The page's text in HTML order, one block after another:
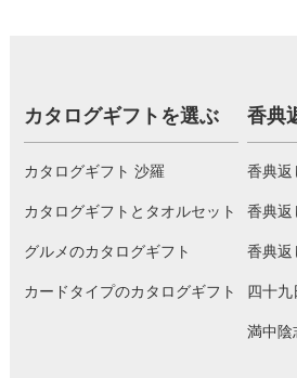
カタログギフトを選ぶ
カタログギフト 沙羅
カタログギフトとタオルセット
グルメのカタログギフト
カードタイプのカタログギフト
香典
香典返
香典返
香典返
四十九
満中陰